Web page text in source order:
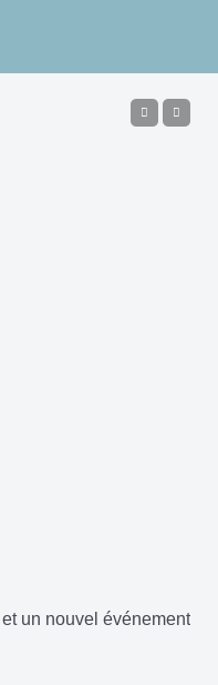
un nouvel événement